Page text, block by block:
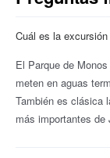
Cuál es la
El Parque de
meten en aguas
También es clásica
más importantes de